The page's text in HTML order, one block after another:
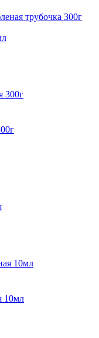
трубочка 300г
10мл